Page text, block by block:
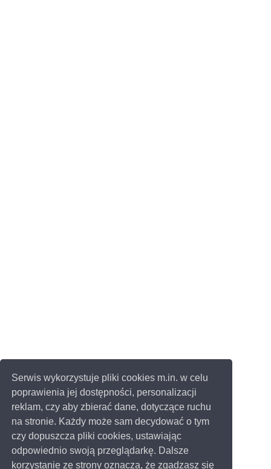
Serwis wykorzystuje pliki cookies m.in. w celu
poprawienia jej dostępności, personalizacji
reklam, czy aby zbierać dane, dotyczące ruchu
na stronie. Każdy może sam decydować o tym
czy dopuszcza pliki cookies, ustawiając
odpowiednio swoją przeglądarkę. Dalsze
korzystanie ze strony oznacza, że zgadzasz się